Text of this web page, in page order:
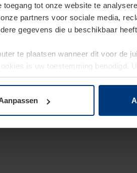
tot onze website te
partners voor sociale media,
gegevens die u beschikbaar
te plaatsen wanneer dit voor de
is uw toestemming benodigd.
op onze website wijzigen